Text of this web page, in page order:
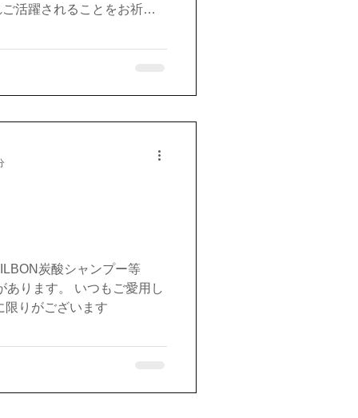
活躍されることをお祈り
炭酸シャンプー等
あります。 いつもご愛用し
限りがございます